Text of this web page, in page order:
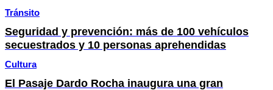
Tránsito
Seguridad y prevención: más de 100 vehículos
secuestrados y 10 personas aprehendidas
Cultura
El Pasaje Dardo Rocha inaugura una gran